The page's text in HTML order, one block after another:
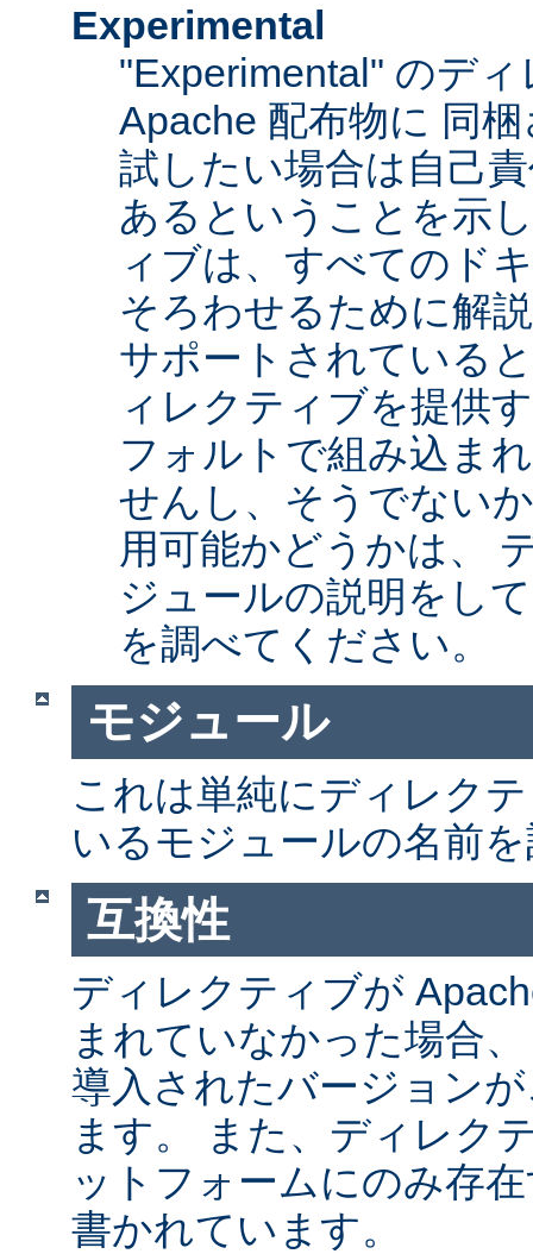
Experimental
"Experimental" のデ
Apache 配布物に 同
試したい場合は自己
あるということを示
ィブは、すべてのド
そろわせるために解
サポートされている
ィレクティブを提供
フォルトで組み込ま
せんし、そうでない
用可能かどうかは、
ジュールの説明をし
を調べてください。
モジュール
これは単純にディレク
いるモジュールの名前
互換性
ディレクティブが
まれていなかった場合
導入されたバージョン
ます。 また、ディレク
ットフォームにのみ存
書かれています。